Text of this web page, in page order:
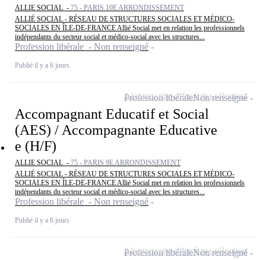
ALLIE SOCIAL - 75 - PARIS 10E ARRONDISSEMENT
ALLIÉ SOCIAL - RÉSEAU DE STRUCTURES SOCIALES ET MÉDICO-
SOCIALES EN ÎLE-DE-FRANCE Allié Social met en relation les professionnels
indépendants du secteur social et médico-social avec les structures...
Profession libérale - Non renseigné
Publié il y a 6 jours
Accompagnant Educatif et Social
(AES) / Accompagnante Educative
e (H/F)
ALLIE SOCIAL - 75 - PARIS 9E ARRONDISSEMENT
ALLIÉ SOCIAL - RÉSEAU DE STRUCTURES SOCIALES ET MÉDICO-
SOCIALES EN ÎLE-DE-FRANCE Allié Social met en relation les professionnels
indépendants du secteur social et médico-social avec les structures...
Profession libérale - Non renseigné
Publié il y a 6 jours
Profession libéraleNon renseigné
Ajouter cette offre à ma sélection
Profession libéraleNon renseigné
Ajouter cette offre à ma sélection